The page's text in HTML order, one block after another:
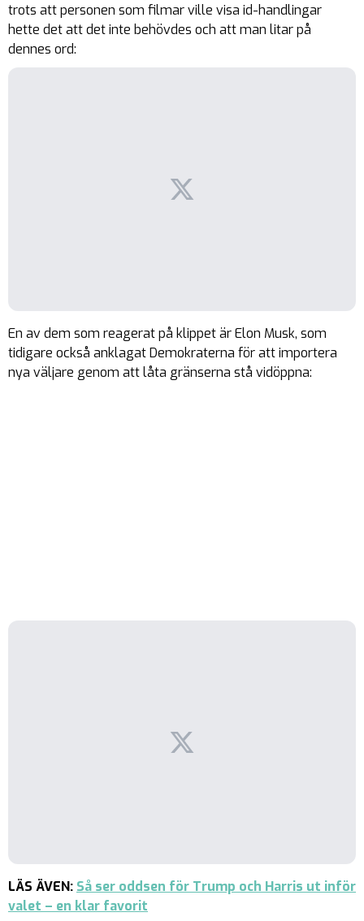
trots att personen som filmar ville visa id-handlingar
hette det att det inte behövdes och att man litar på
dennes ord:
En av dem som reagerat på klippet är Elon Musk, som
tidigare också anklagat Demokraterna för att importera
nya väljare genom att låta gränserna stå vidöppna:
LÄS ÄVEN: Så ser oddsen för Trump och Harris ut inför
valet – en klar favorit